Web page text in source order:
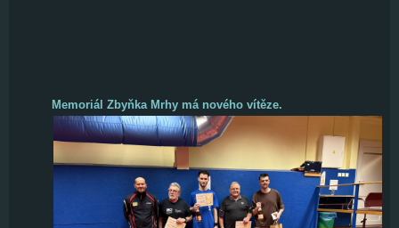
Memoriál Zbyňka Mrhy má nového vítěze.